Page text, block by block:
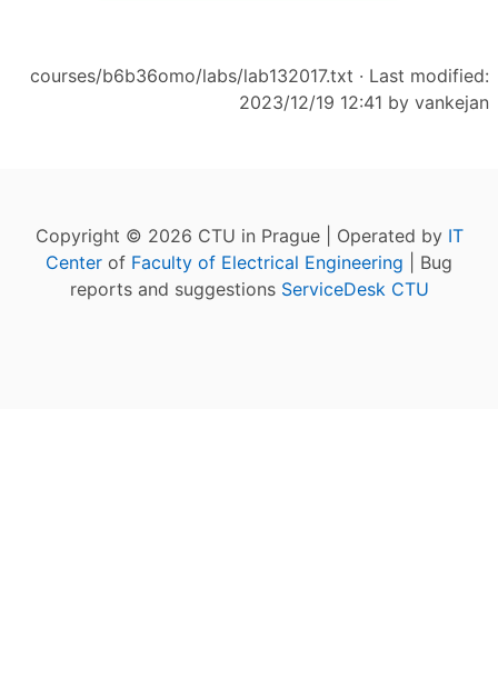
courses/b6b36omo/labs/lab132017.txt · Last modified:
2023/12/19 12:41 by vankejan
Copyright © 2026 CTU in Prague | Operated by IT
Center of Faculty of Electrical Engineering | Bug
reports and suggestions ServiceDesk CTU